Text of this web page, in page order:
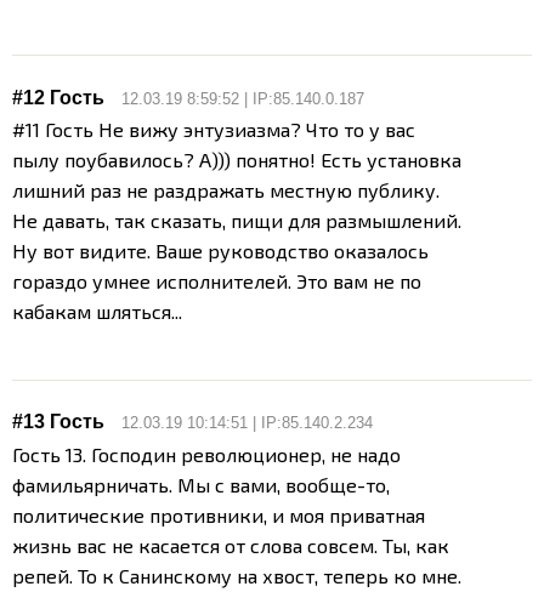
#12 Гость 12.03.19 8:59:52 | IP:85.140.0.187
#11 Гость Не вижу энтузиазма? Что то у вас
пылу поубавилось? А))) понятно! Есть установка
лишний раз не раздражать местную публику.
Не давать, так сказать, пищи для размышлений.
Ну вот видите. Ваше руководство оказалось
гораздо умнее исполнителей. Это вам не по
кабакам шляться...
#13 Гость 12.03.19 10:14:51 | IP:85.140.2.234
Гость 13. Господин революционер, не надо
фамильярничать. Мы с вами, вообще-то,
политические противники, и моя приватная
жизнь вас не касается от слова совсем. Ты, как
репей. То к Санинскому на хвост, теперь ко мне.